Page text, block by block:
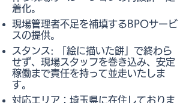
着化。
​現場管理者不足を補填するBPOサービ
スの提供。
スタンス: 「絵に描いた餅」で終わら
せず、現場スタッフを巻き込み、安定
稼働まで責任を持って並走いたしま
す。
対応エリア：埼玉県に在住しておりま